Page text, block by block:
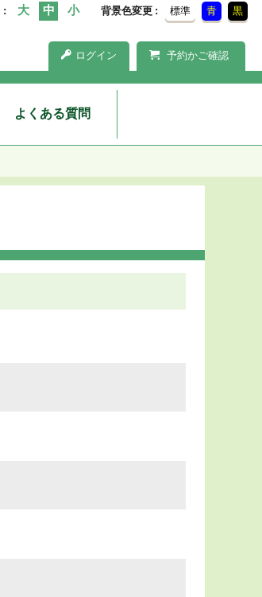
背景色変更 標準 青 黒
ログイン 予約かご確認
よくある質問